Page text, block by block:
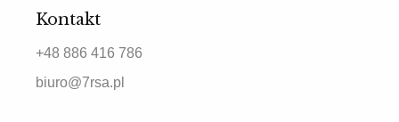
Kontakt
+48 886 416 786
biuro@7rsa.pl